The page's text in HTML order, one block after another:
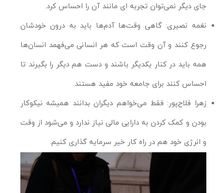
جای دیگر نمی‌توان تجربه ای مانند آن را احساس کرد.
نغمه نصیری: گاهی وقت‌ها آدم‌ها باید به درون خودشان
رجوع کنند و آن وقت است که هر انسانی می‌فهمد انسان‌ها
همه باید در کنار یکدیگر باشند و دست هم دیگر را بگیرند تا
احساس کنند برای جامعه خود مفید هستند.
زهرا فلاح‌پور: فقط می‌خواهم دیگران بدانند همیشه نیکوکار
بودن و کمک کردن به دارایی مالی نیاز ندارد و می‌شود از وقت
و انرژی خود هم در راه کار خیر سرمایه گذاری کنیم.